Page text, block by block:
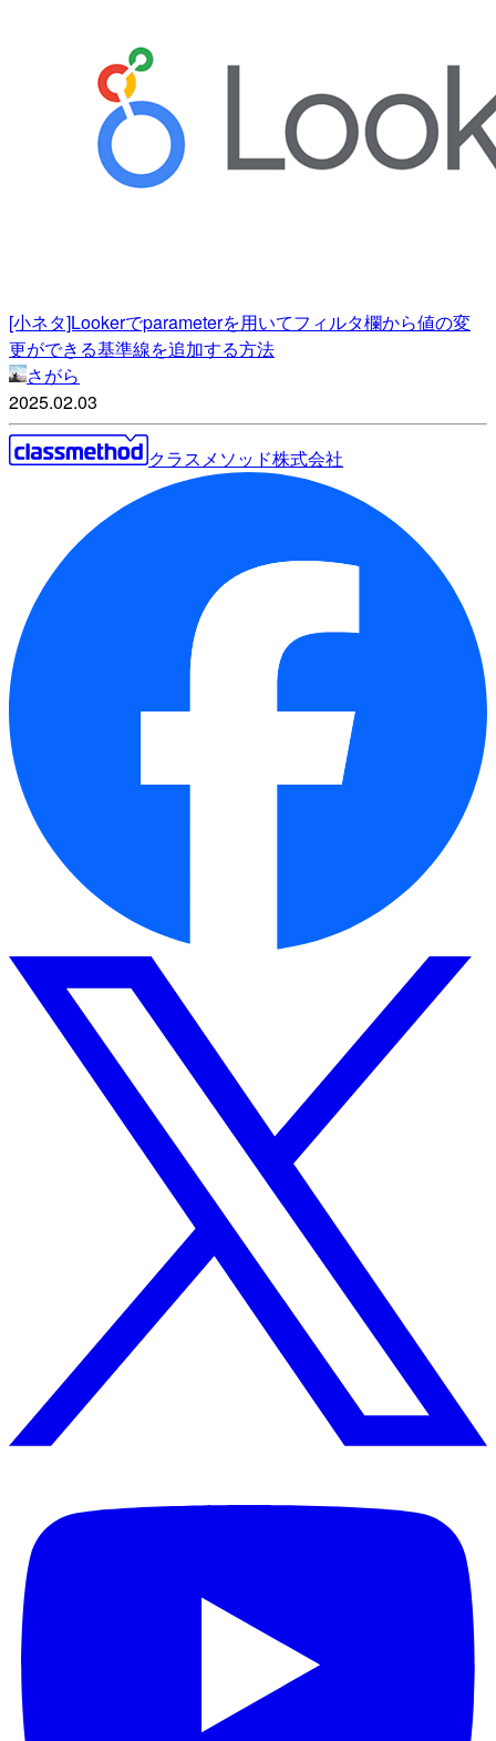
[小ネタ]Lookerでparameterを用いてフィルタ欄から値の変
更ができる基準線を追加する方法
さがら
2025.02.03
クラスメソッド株式会社